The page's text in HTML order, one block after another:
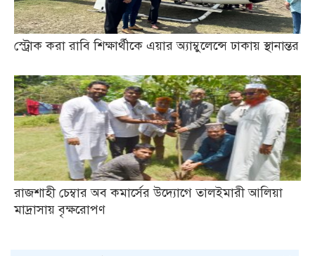
স্ট্রোক করা রাবি শিক্ষার্থীকে এয়ার অ্যাম্বুলেন্সে ঢাকায় স্থানান্তর
রাজশাহী চেম্বার অব কমার্সের উদ্যোগে তালইমারী আলিয়া
মাদ্রাসায় বৃক্ষরোপণ